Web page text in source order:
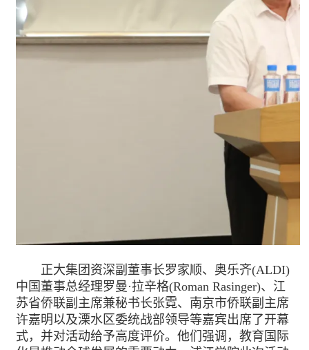
正大集团资深副董事长罗家顺、奥乐齐(ALDI)
中国董事总经理罗曼·拉辛格(Roman Rasinger)、江
苏省侨联副主席兼秘书长张霓、南京市侨联副主席
许嘉明以及溧水区委统战部领导等嘉宾出席了开幕
式，并对活动给予高度评价。他们强调，教育国际